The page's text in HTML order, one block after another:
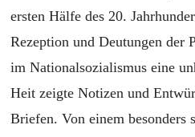
ersten Hälfe des 20.
Rezeption und Deutungen der
im Nationalsozialismus eine
Heit zeigte Notizen und
Briefen. Von einem besonders